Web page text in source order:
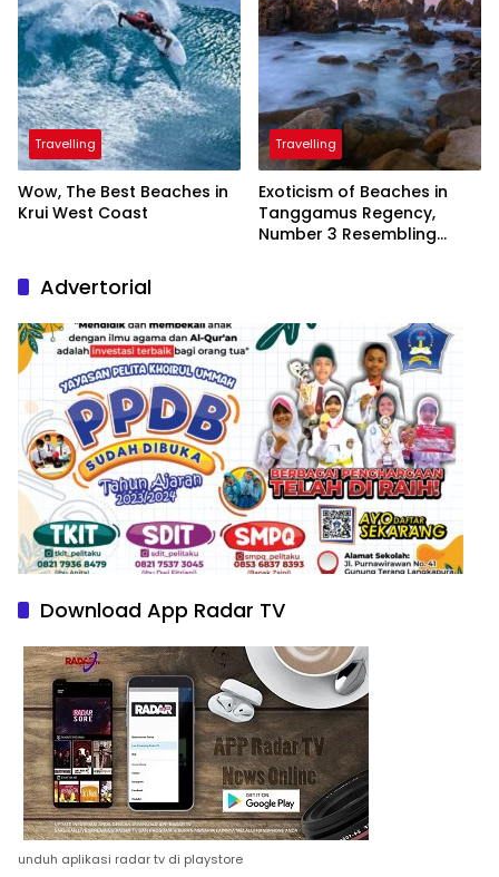
Travelling
Wow, The Best Beaches in
Krui West Coast
Travelling
Exoticism of Beaches in
Tanggamus Regency,
Number 3 Resembling
Advertorial
Download App Radar TV
unduh aplikasi radar tv di playstore